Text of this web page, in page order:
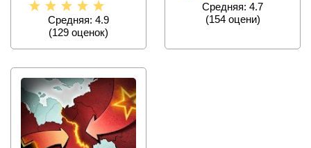
Средняя: 4.9
(129 оценок)
Средняя: 4.7
(154оцени)